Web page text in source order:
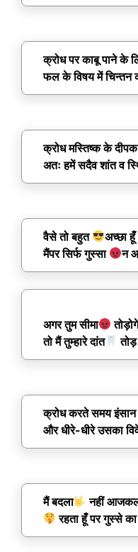
क्रोध पर काबू पाने के
फल के विषय में चिन्तन
क्रोध मस्तिष्क के
अतः हमें सदैव शांत व
वैसे तो बहुत
अच्छा हूँ
मैंपर सिर्फ गुस्सा
न
अगर तुम सीमा
तो मैं तुम्हारे दांत
क्रोध करते समय इंसान
और धीरे-धीरे उसका
मैं बदला
नहीं आजकल
रहता हूँ पर गुस्से